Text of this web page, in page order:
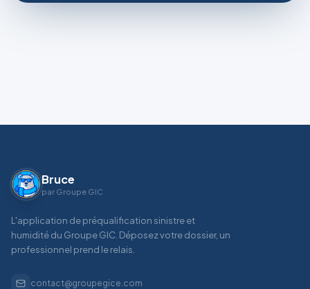
Bruce
par Groupe GIC
L'application de préqualification sinistre et
humidité du Groupe GIC. Déposez votre dossier, un
professionnel prend le relais.
contact@groupegice.com